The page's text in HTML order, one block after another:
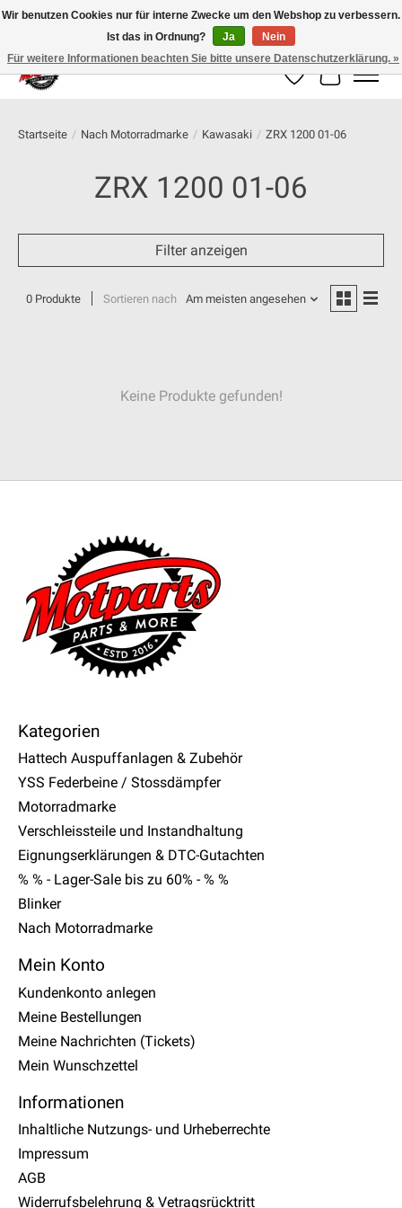
100% schweizer Onlineshop für Dein Motorrad
Wunschzettel
Ihr
Startseite / Nach Motorradmarke / Kawasaki / ZRX 1200 01-06
ZRX 1200 01-06
Filter anzeigen
0 Produkte Sortieren nach Am meisten angesehen
Keine Produkte gefunden!
Kategorien
Hattech Auspuffanlagen & Zubehör
YSS Federbeine / Stossdämpfer
Motorradmarke
Verschleissteile und Instandhaltung
Eignungserklärungen & DTC-Gutachten
% % - Lager-Sale bis zu 60% - % %
Blinker
Nach Motorradmarke
Mein Konto
Kundenkonto anlegen
Meine Bestellungen
Meine Nachrichten (Tickets)
Mein Wunschzettel
Informationen
Inhaltliche Nutzungs- und Urheberrechte
Impressum
AGB
Widerrufsbelehrung & Vetragsrücktritt
Wir benutzen Cookies nur für interne Zwecke um den Webshop zu verbessern.
Ist das in Ordnung?
Ja
Nein
Für weitere Informationen beachten Sie bitte unsere Datenschutzerklärung. »